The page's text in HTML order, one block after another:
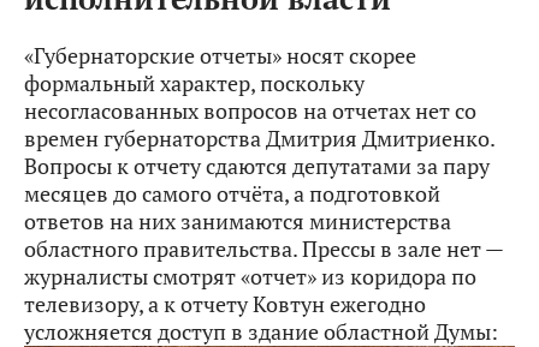
«Губернаторские отчеты» носят скорее
формальный характер, поскольку
несогласованных вопросов на отчетах нет со
времен губернаторства Дмитрия Дмитриенко.
Вопросы к отчету сдаются депутатами за пару
месяцев до самого отчёта, а подготовкой
ответов на них занимаются министерства
областного правительства. Прессы в зале нет —
журналисты смотрят «отчет» из коридора по
телевизору, а к отчету Ковтун ежегодно
усложняется доступ в здание областной Думы: